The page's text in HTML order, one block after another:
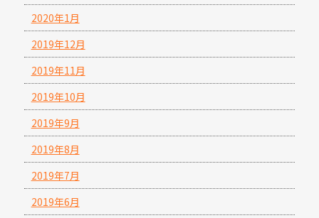
2020年1月
2019年12月
2019年11月
2019年10月
2019年9月
2019年8月
2019年7月
2019年6月